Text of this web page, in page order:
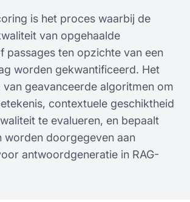
is het proces waarbij de
van opgehaalde
passages ten opzichte van een
worden gekwantificeerd. Het
geavanceerde algoritmen om
contextuele geschiktheid
te evalueren, en bepaalt
worden doorgegeven aan
antwoordgeneratie in RAG-